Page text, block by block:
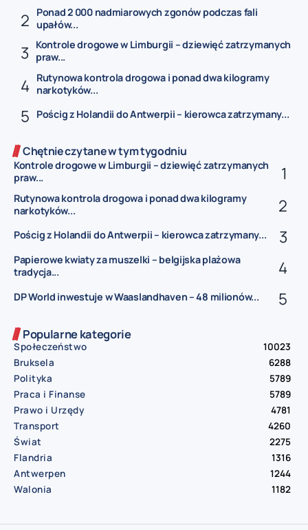
Ponad 2 000 nadmiarowych zgonów podczas fali
upałów...
Kontrole drogowe w Limburgii – dziewięć zatrzymanych
praw...
Rutynowa kontrola drogowa i ponad dwa kilogramy
narkotyków...
Pościg z Holandii do Antwerpii – kierowca zatrzymany...
Chętnie czytane w tym tygodniu
Kontrole drogowe w Limburgii – dziewięć zatrzymanych
praw...
Rutynowa kontrola drogowa i ponad dwa kilogramy
narkotyków...
Pościg z Holandii do Antwerpii – kierowca zatrzymany...
Papierowe kwiaty za muszelki – belgijska plażowa
tradycja...
DP World inwestuje w Waaslandhaven – 48 milionów...
Popularne kategorie
Społeczeństwo
10023
Bruksela
6288
Polityka
5789
Praca i Finanse
5789
Prawo i Urzędy
4781
Transport
4260
Świat
2275
Flandria
1316
Antwerpen
1244
Walonia
1182